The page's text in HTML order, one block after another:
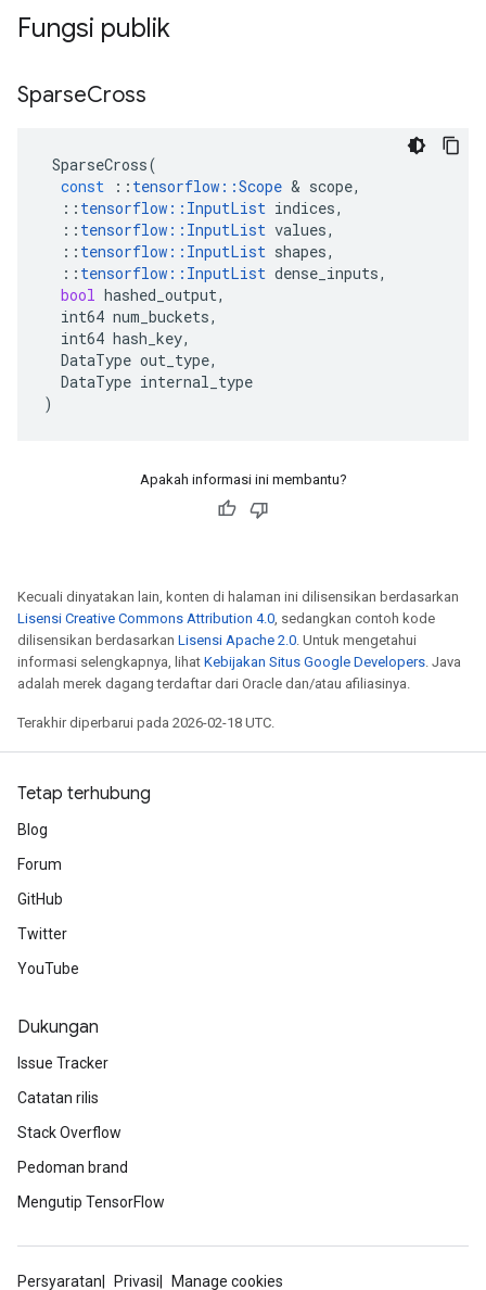
Fungsi publik
SparseCross
SparseCross(
const
:: tensorflow ::Scope & scope,
:: tensorflow :: InputList indices,
:: tensorflow :: InputList values,
:: tensorflow :: InputList shapes,
:: tensorflow :: InputList dense_inputs,
bool hashed_output,
int64 num_buckets,
int64 hash_key,
DataType out_type,
DataType internal_type
)
Apakah informasi ini membantu?
Kecuali dinyatakan lain, konten di halaman ini dilisensikan berdasarkan
Lisensi Creative Commons Attribution 4.0, sedangkan contoh kode
dilisensikan berdasarkan Lisensi Apache 2.0. Untuk mengetahui
informasi selengkapnya, lihat Kebijakan Situs Google Developers. Java
adalah merek dagang terdaftar dari Oracle dan/atau afiliasinya.
Terakhir diperbarui pada 2026-02-18 UTC.
Tetap terhubung
Blog
Forum
GitHub
Twitter
YouTube
Dukungan
Issue Tracker
Catatan rilis
Stack Overflow
Pedoman brand
Mengutip TensorFlow
Persyaratan Privasi Manage cookies